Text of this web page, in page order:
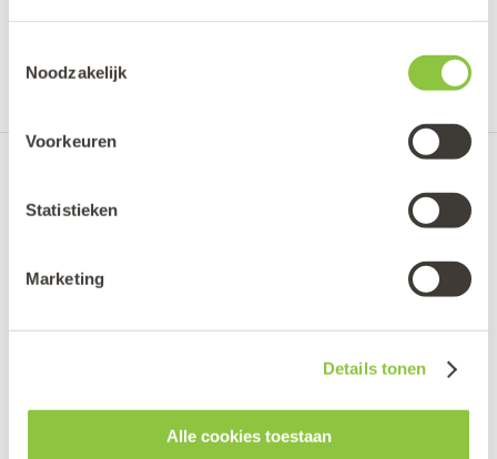
Noodzakelijk
Voorkeuren
Statistieken
Marketing
Details tonen
Alle cookies toestaan
2131 TM HOOFDDORP
Algemene voorwaarden